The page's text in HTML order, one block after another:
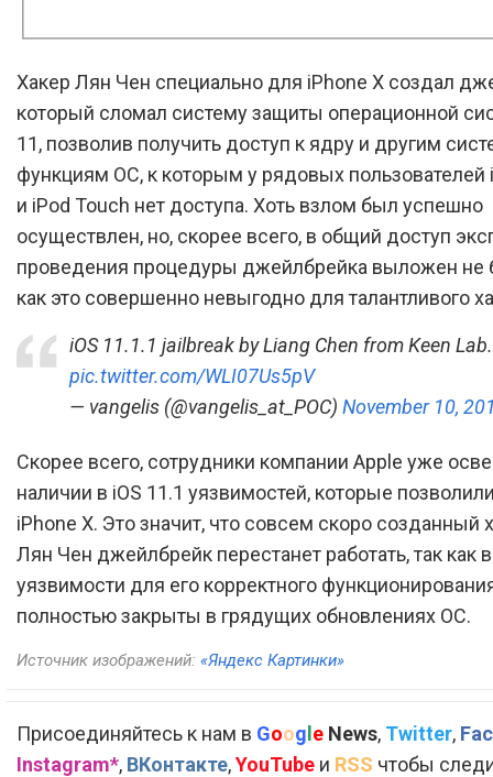
Хакер Лян Чен специально для iPhone X создал
который сломал систему защиты операционной
11, позволив получить доступ к ядру и другим
функциям ОС, к которым у рядовых пользователей
и iPod Touch нет доступа. Хоть взлом был успешно
осуществлен, но, скорее всего, в общий доступ
проведения процедуры джейлбрейка выложен не
как это совершенно невыгодно для талантливого
iOS 11.1.1 jailbreak by Liang Chen from Keen Lab.
pic.twitter.com/WLI07Us5pV
— vangelis (@vangelis_at_POC) November 10,
Скорее всего, сотрудники компании Apple уже
наличии в iOS 11.1 уязвимостей, которые
iPhone X. Это значит, что совсем скоро созданный
Лян Чен джейлбрейк перестанет работать, так как
уязвимости для его корректного
полностью закрыты в грядущих обновлениях ОС.
Источник изображений: «Яндекс Картинки»
Присоединяйтесь к нам в Goog e News, Twitter,
Instagram*, ВКонтакте,YouTube и RSS чтобы